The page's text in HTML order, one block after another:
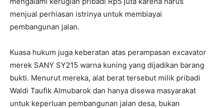
menjual perhiasan istrinya untuk membiayai
pembangunan jalan.
Kuasa hukum juga keberatan atas perampasan excavator
merek SANY SY215 warna kuning yang dijadikan barang
bukti. Menurut mereka, alat berat tersebut milik pribadi
Waldi Taufik Almubarok dan hanya disewa masyarakat
untuk keperluan pembangunan jalan desa, bukan